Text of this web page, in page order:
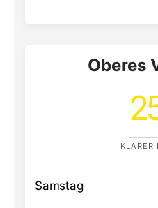
Oberes
KLARER
Samstag